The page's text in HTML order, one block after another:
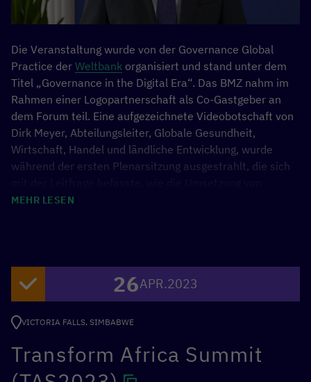
Die Veranstaltung wurde von der Governance Global
Practice der Weltbank organisiert und stand unter dem
Titel „Governance in the Digital Era“. Das BMZ nahm im
Rahmen einer Logopartnerschaft als Co-Gastgeber an
dem Forum teil. Eine aufgezeichnete Videobotschaft von
Dirk Meyer, Abteilungsleiter, Globale Gesundheit,
Wirtschaft, Handel und ländliche Entwicklung, wurde
während der ersten Plenarsitzung ausgestrahlt, die sich
GovTech zur wirtschaftlichen und sozialen Entwicklung
MEHR LESEN
26APR.2023
VICTORIA FALLS, SIMBABWE
Transform Africa Summit